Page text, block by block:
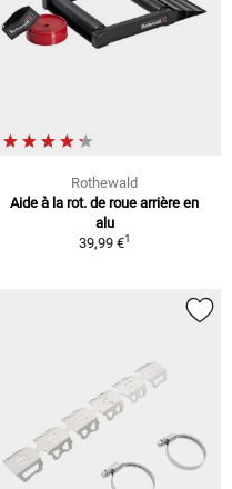
Rothewald
Aide à la rot. de roue arrière en
alu
39,99 €1